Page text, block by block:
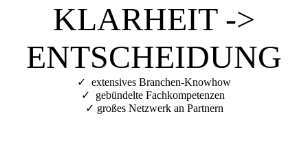
KLARHEIT ->
ENTSCHEIDUNG
✓ extensives Branchen-Knowhow
✓ gebündelte Fachkompetenzen
✓ großes Netzwerk an Partnern